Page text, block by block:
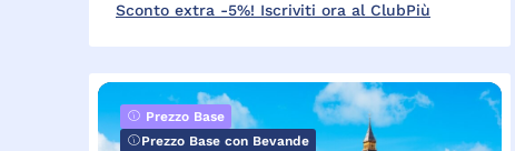
Sconto extra -5%! Iscriviti ora al ClubPiù
Prezzo Base
Prezzo Base con Bevande